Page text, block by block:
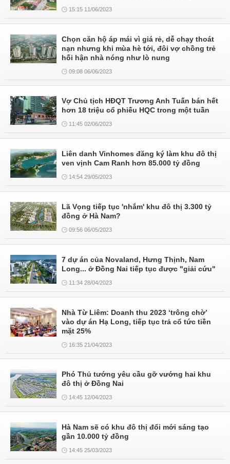
15:15 11/06/2023
Chọn căn hộ áp mái vì giá rẻ, dễ chạy thoát
nạn nhưng khi mùa hè tới, đôi vợ chồng trẻ
hối hận nhà nóng như lò nung
09:08 06/06/2023
Vợ Chủ tịch HĐQT Trương Anh Tuấn bán hết
hơn 18 triệu cổ phiếu HQC trong một tuần
11:45 02/06/2023
Liên danh Vinhomes đăng ký làm khu đô thị
ven vịnh Cam Ranh hơn 85.000 tỷ đồng
14:54 29/05/2023
Lã Vọng tiếp tục 'nhắm' khu đô thị 3.300 tỷ
đồng ở Hà Nam?
09:56 06/05/2023
7 dự án của Novaland, Hưng Thịnh, Nam
Long... ở Đồng Nai tiếp tục được "giải cứu"
11:34 28/04/2023
Nhà Từ Liêm: Doanh thu 2023 ‘trông chờ’
vào dự án Hạ Long, tiếp tục trả cổ tức tiền
mặt 25%
16:35 21/04/2023
Phó Thủ tướng yêu cầu gỡ vướng hai khu
đô thị ở Đồng Nai
14:45 12/04/2023
Hà Nam sẽ có khu đô thị đổi mới sáng tạo
gần 10.000 tỷ đồng
14:45 25/03/2023